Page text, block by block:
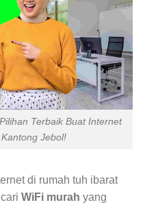
Terbaik Buat Internet
Jebol!
di rumah tuh ibarat
WiFi murah yang